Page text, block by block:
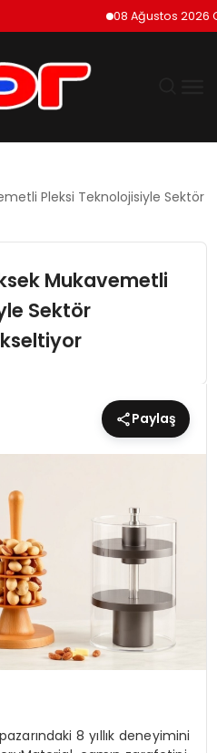
08 Ağustos 2026
Pleksi Teknolojisiyle Sektör
Mukavemetli
Sektör
Paylaş
8 yıllık deneyimini